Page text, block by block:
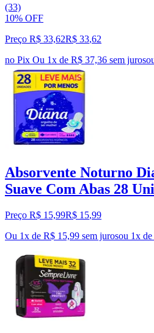
(33)
10% OFF
Preço R$ 33,62R$ 33,62
no Pix Ou 1x de R$ 37,36 sem juros
Absorvente Noturno
Suave Com Abas 28
Preço R$ 15,99R$ 15,99
Ou 1x de R$ 15,99 sem jurosou 1x de